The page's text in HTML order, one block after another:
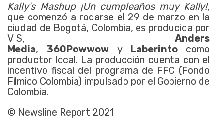
Kally’s Mashup ¡Un cumpleaños muy Kally!,
que comenzó a rodarse el 29 de marzo en la
ciudad de Bogotá, Colombia, es producida por
VIS, Anders
Media, 360Powwowy Laberinto como
productor local. La producción cuenta con el
incentivo fiscal del programa de FFC (Fondo
Fílmico Colombia) impulsado por el Gobierno de
Colombia.
© Newsline Report 2021